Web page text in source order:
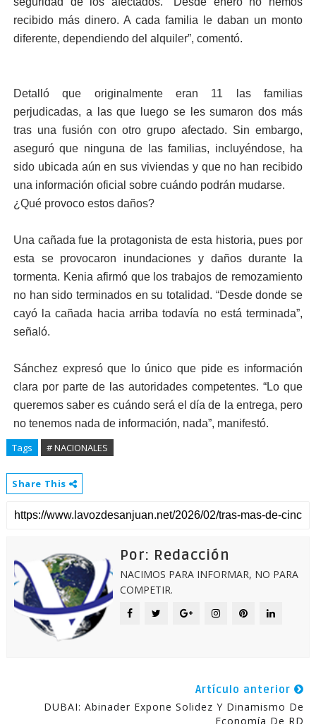
recibido más dinero. A cada familia le daban un monto
diferente, dependiendo del alquiler”, comentó.
Detalló que originalmente eran 11 las familias
perjudicadas, a las que luego se les sumaron dos más
tras una fusión con otro grupo afectado. Sin embargo,
aseguró que ninguna de las familias, incluyéndose, ha
sido ubicada aún en sus viviendas y que no han recibido
una información oficial sobre cuándo podrán mudarse.
¿Qué provoco estos daños?
Una cañada fue la protagonista de esta historia, pues por
esta se provocaron inundaciones y daños durante la
tormenta. Kenia afirmó que los trabajos de remozamiento
no han sido terminados en su totalidad. “Desde donde se
cayó la cañada hacia arriba todavía no está terminada”,
señaló.
Sánchez expresó que lo único que pide es información
clara por parte de las autoridades competentes. “Lo que
queremos saber es cuándo será el día de la entrega, pero
no tenemos nada de información, nada”, manifestó.
Tags # NACIONALES
Share This
Por: Redacción
NACIMOS PARA INFORMAR, NO PARA
COMPETIR.
Artículo anterior
DUBAI: Abinader Expone Solidez Y Dinamismo De
Economía De RD